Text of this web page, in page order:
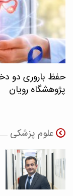
حفظ باروری دو
پژوهشگاه رویان
علوم پزشکی